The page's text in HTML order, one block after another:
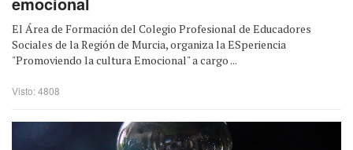
El Área de Formación del Colegio Profesional de Educadores
Sociales de la Región de Murcia, organiza la ESperiencia
"Promoviendo la cultura Emocional" a cargo ...
Visto: 4808